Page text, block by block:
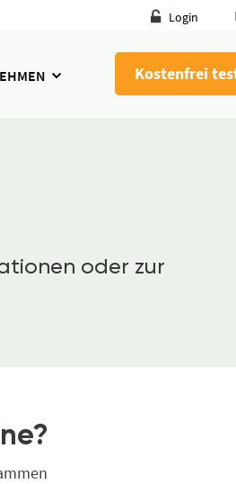
Login
Kostenfrei
oder zur